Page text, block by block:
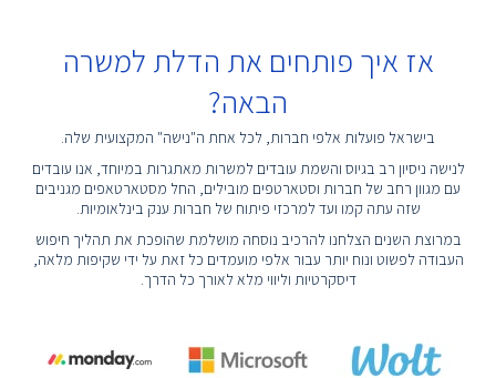
אז איך פותחים את הדלת למשרה
הבאה?
בישראל פועלות אלפי חברות, לכל אחת ה"נישה" המקצועית שלה.
לנישה ניסיון רב בגיוס והשמת עובדים למשרות מאתגרות במיוחד, אנו עובדים
עם מגוון רחב של חברות וסטארטפים מובילים, החל מסטארטאפים מגניבים
שזה עתה קמו ועד למרכזי פיתוח של חברות ענק בינלאומיות.
במרוצת השנים הצלחנו להרכיב נוסחה מושלמת שהופכת את תהליך חיפוש
העבודה לפשוט ונוח יותר עבור אלפי מועמדים כל זאת על ידי שקיפות מלאה,
דיסקרטיות וליווי מלא לאורך כל הדרך.